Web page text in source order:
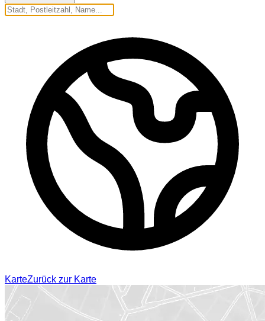
KarteZurück zur Karte